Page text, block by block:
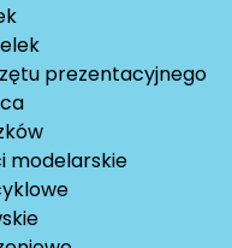
prezentacyjnego
modelarskie